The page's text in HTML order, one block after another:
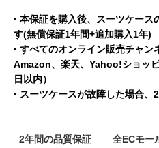
· 本保証を購入後、スーツケース
す(無償保証1年間+追加購入1年)
· すべてのオンライン販売チャン
Amazon、楽天、Yahoo!ショッ
日以内）
· スーツケースが故障した場合、
2年間の品質保証
全ECモー